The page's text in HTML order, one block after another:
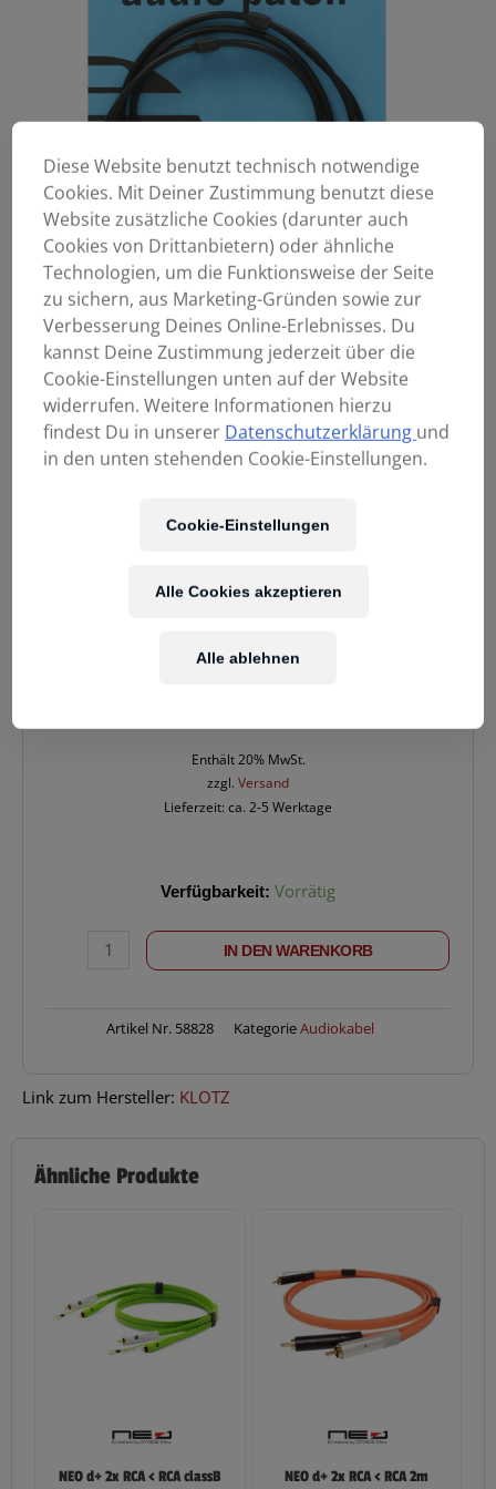
Enthält 20% MwSt.
zzgl. Versand
Lieferzeit: ca. 2-5 Werktage
Verfügbarkeit: Vorrätig
Twincable
IN DEN WARENKORB
Artikel Nr. 58828 KategorieAudiokabel
Link zum Hersteller: KLOTZ
Ähnliche Produkte
NEO d+ 2x RCA < RCA classB
NEO d+ 2x RCA < RCA 2m
Diese Website benutzt technisch notwendige
Cookies. Mit Deiner Zustimmung benutzt diese
Website zusätzliche Cookies (darunter auch
Cookies von Drittanbietern) oder ähnliche
Technologien, um die Funktionsweise der Seite
zu sichern, aus Marketing-Gründen sowie zur
Verbesserung Deines Online-Erlebnisses. Du
kannst Deine Zustimmung jederzeit über die
Cookie-Einstellungen unten auf der Website
widerrufen. Weitere Informationen hierzu
findest Du in unserer Datenschutzerklärung und
in den unten stehenden Cookie-Einstellungen.
Cookie-Einstellungen
Alle ablehnen
Alle Cookies akzeptieren